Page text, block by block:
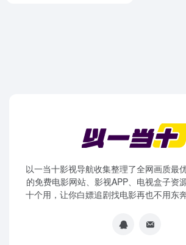
以一当十影视导航收集整理了全网画质最
的免费电影网站、影视APP、电视盒子资
十个用，让你白嫖追剧找电影再也不用东